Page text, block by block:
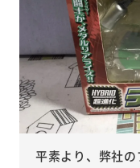
平素より、弊社